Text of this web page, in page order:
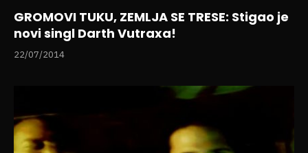
GROMOVI TUKU, ZEMLJA SE TRESE: Stigao je
novi singl Darth Vutraxa!
22/07/2014